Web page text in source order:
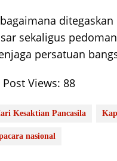
sekaligus
persatuan
Post Views: 88
Kesaktian Pancasila
nasional